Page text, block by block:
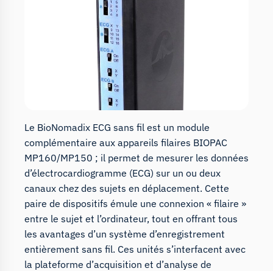
Le BioNomadix ECG sans fil est un module
complémentaire aux appareils filaires BIOPAC
MP160/MP150 ; il permet de mesurer les données
d’électrocardiogramme (ECG) sur un ou deux
canaux chez des sujets en déplacement. Cette
paire de dispositifs émule une connexion « filaire »
entre le sujet et l’ordinateur, tout en offrant tous
les avantages d’un système d’enregistrement
entièrement sans fil. Ces unités s’interfacent avec
la plateforme d’acquisition et d’analyse de